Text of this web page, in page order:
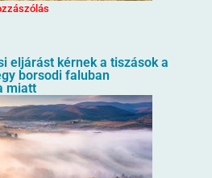
eljárást kérnek a tiszások a
borsodi faluban
miatt